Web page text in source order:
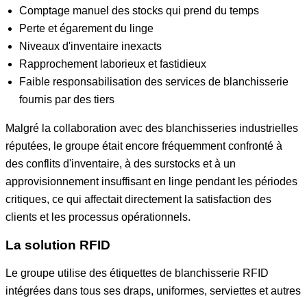
Comptage manuel des stocks qui prend du temps
Perte et égarement du linge
Niveaux d'inventaire inexacts
Rapprochement laborieux et fastidieux
Faible responsabilisation des services de blanchisserie
fournis par des tiers
Malgré la collaboration avec des blanchisseries industrielles
réputées, le groupe était encore fréquemment confronté à
des conflits d'inventaire, à des surstocks et à un
approvisionnement insuffisant en linge pendant les périodes
critiques, ce qui affectait directement la satisfaction des
clients et les processus opérationnels.
La solution RFID
Le groupe utilise des étiquettes de blanchisserie RFID
intégrées dans tous ses draps, uniformes, serviettes et autres